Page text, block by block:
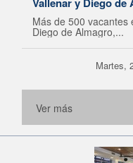
Más de 500 vacantes
Diego de Almagro,...
Martes,
Ver más